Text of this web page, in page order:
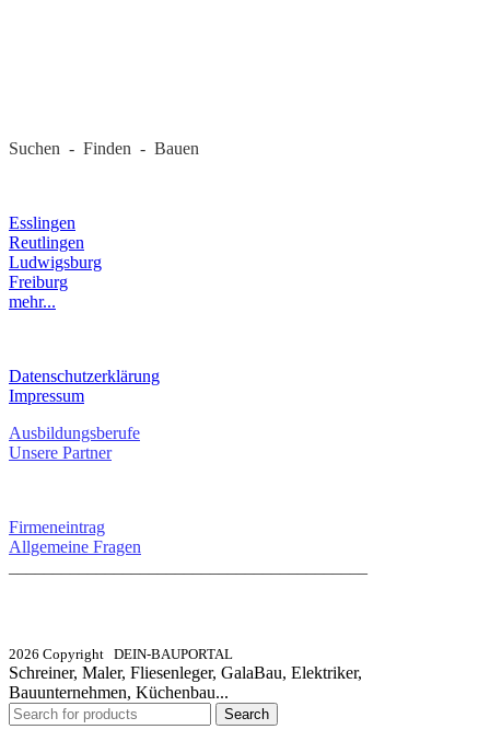
Suchen - Finden - Bauen
Esslingen
Reutlingen
Ludwigsburg
Freiburg
mehr...
Datenschutzerklärung
Impressum
Ausbildungsberufe
Unsere Partner
Firmeneintrag
Allgemeine Fragen
2026 Copyright DEIN-BAUPORTAL
Schreiner, Maler, Fliesenleger, GalaBau, Elektriker,
Bauunternehmen, Küchenbau...
Search